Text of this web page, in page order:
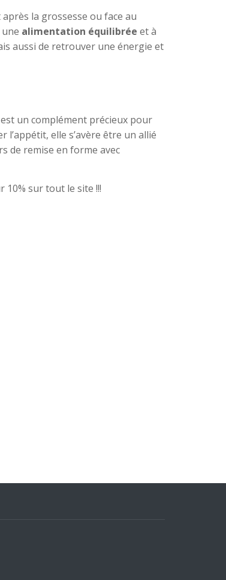
la grossesse ou face au
alimentation équilibrée et à
aussi de retrouver une énergie et
est un complément précieux pour
elle s’avère être un allié
de remise en forme avec
10% sur tout le site !!!